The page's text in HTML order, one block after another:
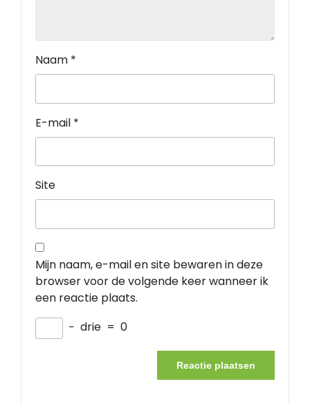
Naam *
E-mail *
Site
Mijn naam, e-mail en site bewaren in deze
browser voor de volgende keer wanneer ik
een reactie plaats.
− drie = 0